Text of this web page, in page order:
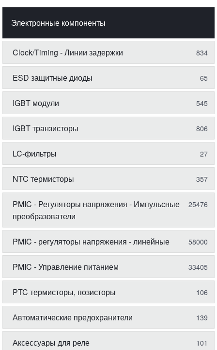
Электронные компоненты
Clock/Timing - Линии задержки 834
ESD защитные диоды 65
IGBT модули 545
IGBT транзисторы 806
LC-фильтры 27
NTC термисторы 357
PMIC - Регуляторы напряжения - Импульсные
преобразователи
25476
PMIC - регуляторы напряжения - линейные 58000
PMIC - Управление питанием 33405
PTC термисторы, позисторы 106
Автоматические предохранители 139
Аксессуары для реле 101